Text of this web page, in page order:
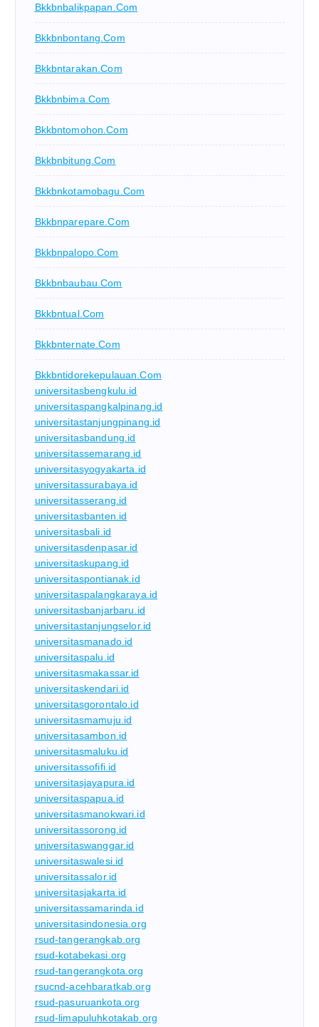
Bkkbnbalikpapan.com
Bkkbnbontang.com
Bkkbntarakan.com
Bkkbnbima.com
Bkkbntomohon.com
Bkkbnbitung.com
Bkkbnkotamobagu.com
Bkkbnparepare.com
Bkkbnpalopo.com
Bkkbnbaubau.com
Bkkbntual.com
Bkkbnternate.com
Bkkbntidorekepulauan.com
universitasbengkulu.id
universitaspangkalpinang.id
universitastanjungpinang.id
universitasbandung.id
universitassemarang.id
universitasyogyakarta.id
universitassurabaya.id
universitasserang.id
universitasbanten.id
universitasbali.id
universitasdenpasar.id
universitaskupang.id
universitaspontianak.id
universitaspalangkaraya.id
universitasbanjarbaru.id
universitastanjungselor.id
universitasmanado.id
universitaspalu.id
universitasmakassar.id
universitaskendari.id
universitasgorontalo.id
universitasmamuju.id
universitasambon.id
universitasmaluku.id
universitassofifi.id
universitasjayapura.id
universitaspapua.id
universitasmanokwari.id
universitassorong.id
universitaswanggar.id
universitaswalesi.id
universitassalor.id
universitasjakarta.id
universitassamarinda.id
universitasindonesia.org
rsud-tangerangkab.org
rsud-kotabekasi.org
rsud-tangerangkota.org
rsucnd-acehbaratkab.org
rsud-pasuruankota.org
rsud-limapuluhkotakab.org